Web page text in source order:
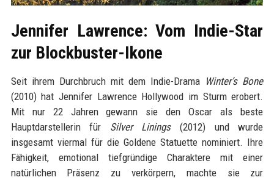
Jennifer Lawrence: Vom Indie-Star
zur Blockbuster-Ikone
Seit ihrem Durchbruch mit dem Indie-Drama Winter’s Bone
(2010) hat Jennifer Lawrence Hollywood im Sturm erobert.
Mit nur 22 Jahren gewann sie den Oscar als beste
Hauptdarstellerin für Silver Linings(2012) und wurde
insgesamt viermal für die Goldene Statuette nominiert. Ihre
Fähigkeit, emotional tiefgründige Charaktere mit einer
natürlichen Präsenz zu verkörpern, machte sie zur